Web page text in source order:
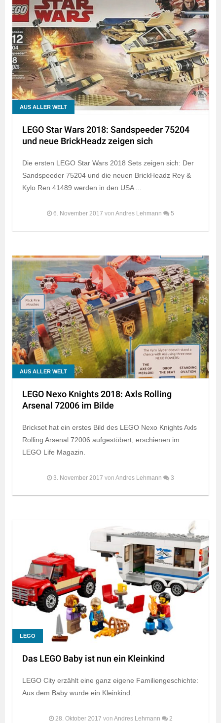
AUS ALLER WELT
LEGO Star Wars 2018: Sandspeeder 75204
und neue BrickHeadz zeigen sich
Die ersten LEGO Star Wars 2018 Sets zeigen sich: Der
Sandspeeder 75204 und die neuen BrickHeadz Rey &
Kylo Ren 41489 werden in den USA ...
6. November 2017 von Andres Lehmann 5
AUS ALLER WELT
LEGO Nexo Knights 2018: Axls Rolling
Arsenal 72006 im Bilde
Brickset hat ein erstes Bild des LEGO Nexo Knights Axls
Rolling Arsenal 72006 aufgestöbert, erschienen im
LEGO Life Magazin.
3. November 2017 von Andres Lehmann 3
LEGO
Das LEGO Baby ist nun ein Kleinkind
LEGO City erzählt eine ganz eigene Familiengeschichte:
Aus dem Baby wurde ein Kleinkind.
28. Oktober 2017 von Andres Lehmann 2